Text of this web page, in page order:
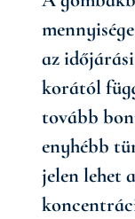
az
korától
tovább
enyhébb
jelen lehet